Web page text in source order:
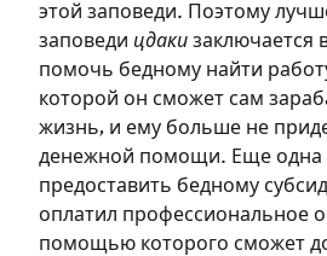
этой заповеди. Поэтому
заповеди цдаки заключается
помочь бедному найти
которой он сможет сам
жизнь, и ему больше не
денежной помощи. Еще одна
предоставить бедному
оплатил профессиональное
помощью которого сможет
на сайте
Чтобы делать пометки
необходимо